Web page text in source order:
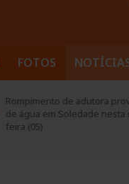
FOTOS
Secretário da Saúde
reunião institucional com
Hospital Frei Clemente